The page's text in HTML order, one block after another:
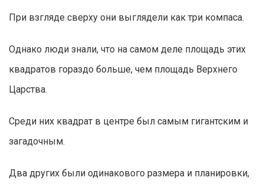
При взгляде сверху они выглядели как три компаса.
Однако люди знали, что на самом деле площадь этих
квадратов гораздо больше, чем площадь Верхнего
Царства.
Среди них квадрат в центре был самым гигантским и
загадочным.
Два других были одинакового размера и планировки,